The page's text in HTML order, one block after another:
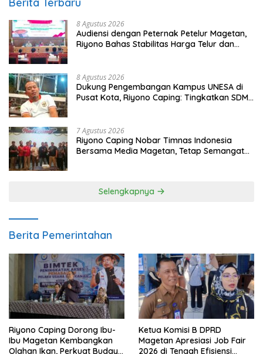
Berita Terbaru
8 Agustus 2026
Audiensi dengan Peternak Petelur Magetan,
Riyono Bahas Stabilitas Harga Telur dan
8 Agustus 2026
Dukung Pengembangan Kampus UNESA di
Pusat Kota, Riyono Caping: Tingkatkan SDM
7 Agustus 2026
Riyono Caping Nobar Timnas Indonesia
Bersama Media Magetan, Tetap Semangat
Selengkapnya
Berita Pemerintahan
Riyono Caping Dorong Ibu-
Ibu Magetan Kembangkan
Olahan Ikan, Perkuat Budaya
Ketua Komisi B DPRD
Magetan Apresiasi Job Fair
2026 di Tengah Efisiensi